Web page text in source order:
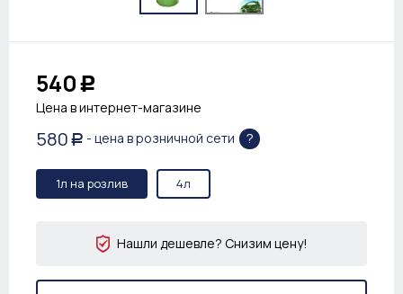
540 Р
Цена в интернет-магазине
580 Р - цена в розничной сети ?
1л на розлив 4л
Нашли дешевле? Снизим цену!